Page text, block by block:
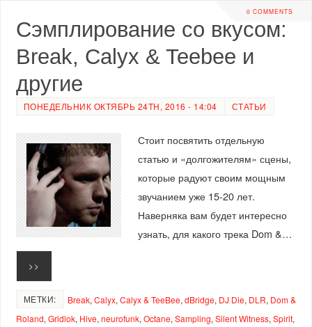
0 COMMENTS
Сэмплирование со вкусом:
Break, Calyx & Teebee и
другие
ПОНЕДЕЛЬНИК ОКТЯБРЬ 24TH, 2016 - 14:04 СТАТЬИ
Стоит посвятить отдельную
статью и «долгожителям» сцены,
которые радуют своим мощным
звучанием уже 15-20 лет.
Наверняка вам будет интересно
узнать, для какого трека Dom &…
>>
МЕТКИ: Break, Calyx, Calyx & TeeBee, dBridge, DJ Die, DLR, Dom &
Roland, Gridlok, Hive, neurofunk, Octane, Sampling, Silent Witness, Spirit,